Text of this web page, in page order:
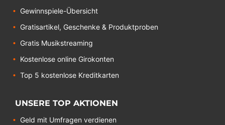
Gewinnspiele-Übersicht
Gratisartikel, Geschenke & Produktproben
Gratis Musikstreaming
Kostenlose online Girokonten
Top 5 kostenlose Kreditkarten
UNSERE TOP AKTIONEN
Geld mit Umfragen verdienen